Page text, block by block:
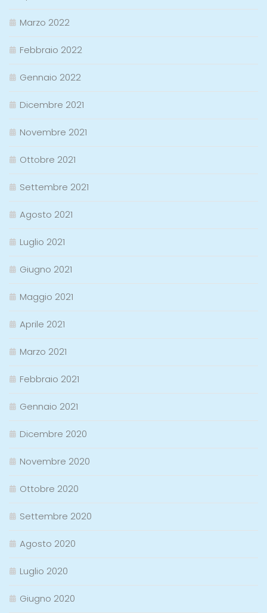
Marzo 2022
Febbraio 2022
Gennaio 2022
Dicembre 2021
Novembre 2021
Ottobre 2021
Settembre 2021
Agosto 2021
Luglio 2021
Giugno 2021
Maggio 2021
Aprile 2021
Marzo 2021
Febbraio 2021
Gennaio 2021
Dicembre 2020
Novembre 2020
Ottobre 2020
Settembre 2020
Agosto 2020
Luglio 2020
Giugno 2020